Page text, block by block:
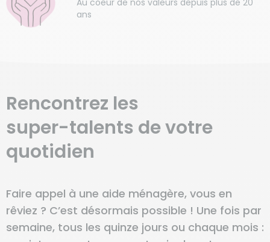
Au coeur de nos valeurs depuis plus de 20
ans
Rencontrez les
super-talents de votre
quotidien
Faire appel à une aide ménagère, vous en
rêviez ? C’est désormais possible ! Une fois par
semaine, tous les quinze jours ou chaque mois :